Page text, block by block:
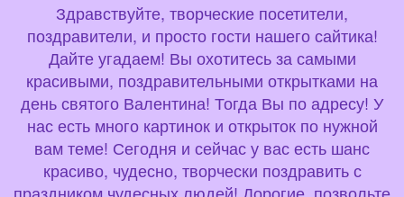
Здравствуйте, творческие посетители,
поздравители, и просто гости нашего сайтика!
Дайте угадаем! Вы охотитесь за самыми
красивыми, поздравительными открытками на
день святого Валентина! Тогда Вы по адресу! У
нас есть много картинок и открыток по нужной
вам теме! Сегодня и сейчас у вас есть шанс
красиво, чудесно, творчески поздравить с